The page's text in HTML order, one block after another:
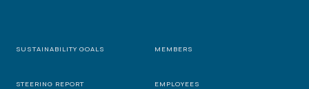
SUSTAINABILITY GOALS MEMBERS
STEERING REPORT EMPLOYEES